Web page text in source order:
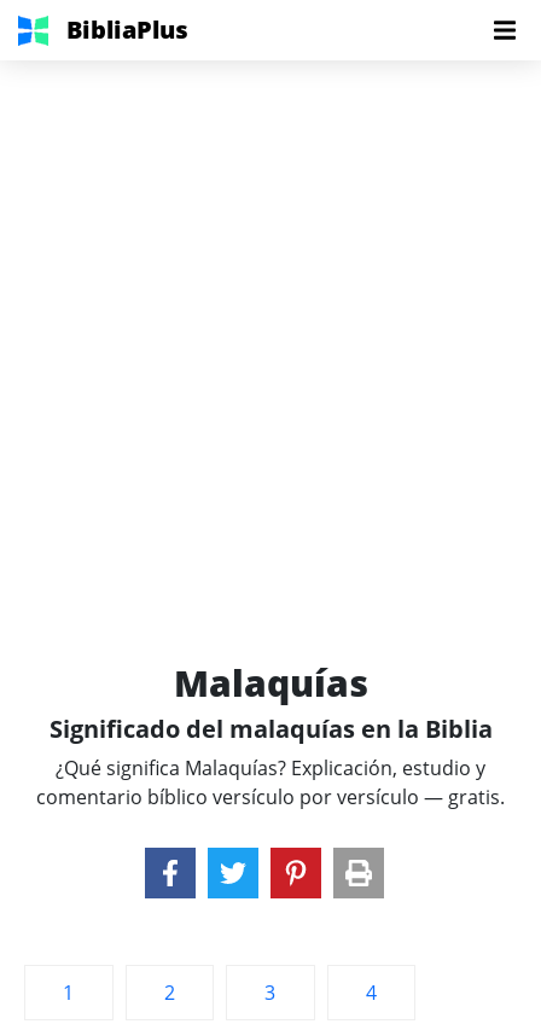
BibliaPlus
Malaquías
Significado del malaquías en la Biblia
¿Qué significa Malaquías? Explicación, estudio y
comentario bíblico versículo por versículo — gratis.
1 2 3 4